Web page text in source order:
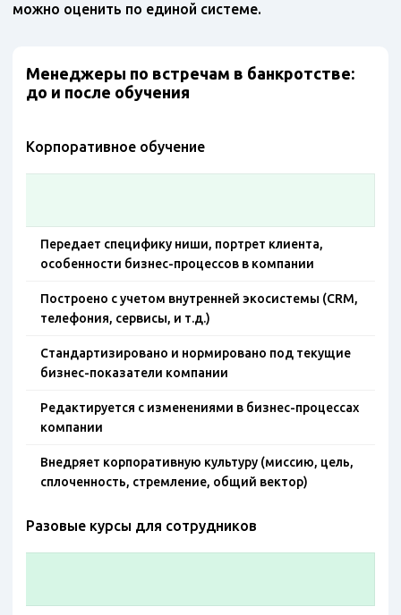
можно оценить по единой системе.
Менеджеры по встречам в банкротстве:
до и после обучения
Корпоративное обучение
Передает специфику ниши, портрет клиента,
особенности бизнес-процессов в компании
Построено с учетом внутренней экосистемы (CRM,
телефония, сервисы, и т.д.)
Стандартизировано и нормировано под текущие
бизнес-показатели компании
Редактируется с изменениями в бизнес-процессах
компании
Внедряет корпоративную культуру (миссию, цель,
сплоченность, стремление, общий вектор)
Разовые курсы для сотрудников